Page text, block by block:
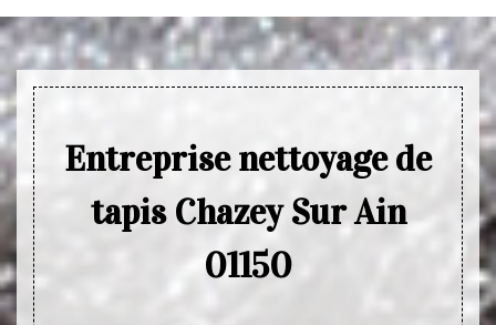
Entreprise nettoyage de
tapis Chazey Sur Ain
01150